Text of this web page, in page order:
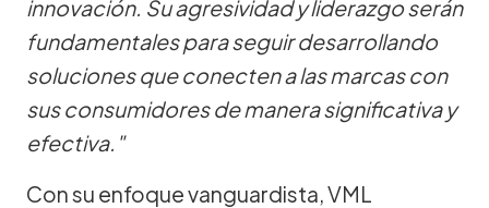
innovación. Su agresividad y liderazgo serán
fundamentales para seguir desarrollando
soluciones que conecten a las marcas con
sus consumidores de manera significativa y
efectiva."
Con su enfoque vanguardista, VML